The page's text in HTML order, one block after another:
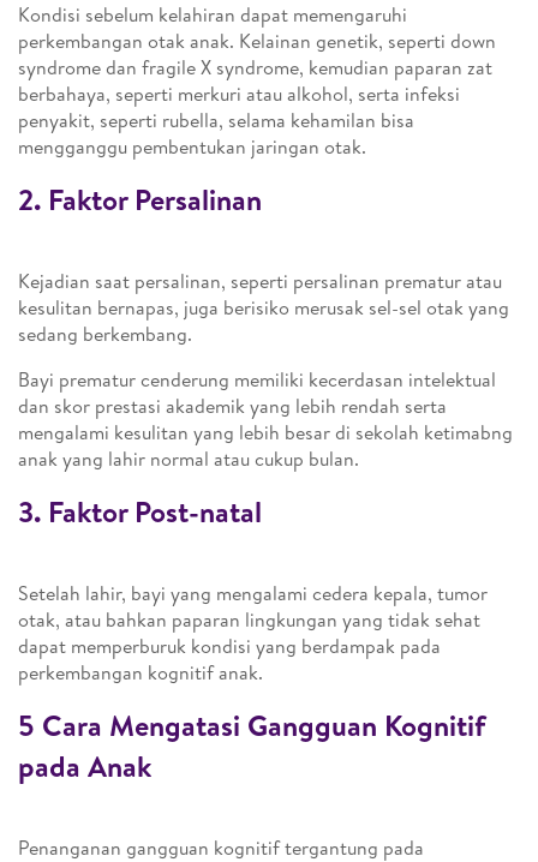
Kondisi sebelum kelahiran dapat memengaruhi
perkembangan otak anak. Kelainan genetik, seperti down
syndrome dan fragile X syndrome, kemudian paparan zat
berbahaya, seperti merkuri atau alkohol, serta infeksi
penyakit, seperti rubella, selama kehamilan bisa
mengganggu pembentukan jaringan otak.
2. Faktor Persalinan
Kejadian saat persalinan, seperti persalinan prematur atau
kesulitan bernapas, juga berisiko merusak sel-sel otak yang
sedang berkembang.
Bayi prematur cenderung memiliki kecerdasan intelektual
dan skor prestasi akademik yang lebih rendah serta
mengalami kesulitan yang lebih besar di sekolah ketimabng
anak yang lahir normal atau cukup bulan.
3. Faktor Post-natal
Setelah lahir, bayi yang mengalami cedera kepala, tumor
otak, atau bahkan paparan lingkungan yang tidak sehat
dapat memperburuk kondisi yang berdampak pada
perkembangan kognitif anak.
5 Cara Mengatasi Gangguan Kognitif
pada Anak
Penanganan gangguan kognitif tergantung pada